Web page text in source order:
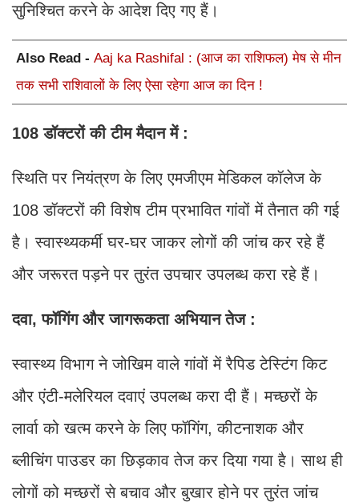
सुनिश्चित करने के आदेश दिए गए हैं।
Also Read - Aaj ka Rashifal : (आज का राशिफल) मेष से मीन
तक सभी राशिवालों के लिए ऐसा रहेगा आज का दिन !
108 डॉक्टरों की टीम मैदान में :
स्थिति पर नियंत्रण के लिए एमजीएम मेडिकल कॉलेज के
108 डॉक्टरों की विशेष टीम प्रभावित गांवों में तैनात की गई
है। स्वास्थ्यकर्मी घर-घर जाकर लोगों की जांच कर रहे हैं
और जरूरत पड़ने पर तुरंत उपचार उपलब्ध करा रहे हैं।
दवा, फॉगिंग और जागरूकता अभियान तेज :
स्वास्थ्य विभाग ने जोखिम वाले गांवों में रैपिड टेस्टिंग किट
और एंटी-मलेरियल दवाएं उपलब्ध करा दी हैं। मच्छरों के
लार्वा को खत्म करने के लिए फॉगिंग, कीटनाशक और
ब्लीचिंग पाउडर का छिड़काव तेज कर दिया गया है। साथ ही
लोगों को मच्छरों से बचाव और बुखार होने पर तुरंत जांच